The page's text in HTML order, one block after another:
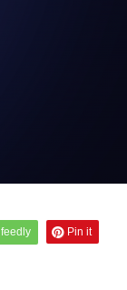
feedly Pin it